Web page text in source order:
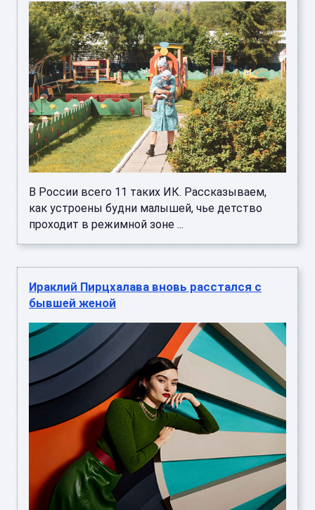
В России всего 11 таких ИК. Рассказываем,
как устроены будни малышей, чье детство
проходит в режимной зоне ...
Ираклий Пирцхалава вновь расстался с
бывшей женой